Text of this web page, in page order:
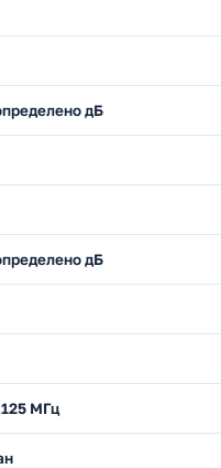
дБ
дБ
МГц